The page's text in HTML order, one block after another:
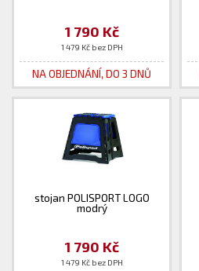
1 790 Kč
1 479 Kč bez DPH
NA OBJEDNÁNÍ, DO 3 DNŮ
stojan POLISPORT LOGO
modrý
1 790 Kč
1 479 Kč bez DPH